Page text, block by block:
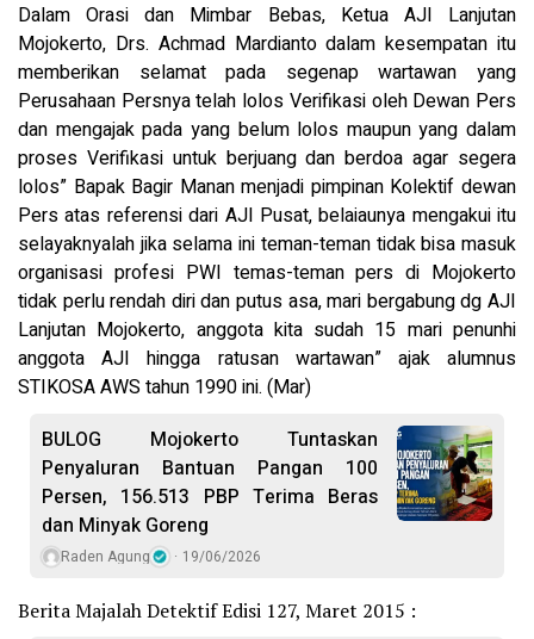
Dalam Orasi dan Mimbar Bebas, Ketua AJI Lanjutan
Mojokerto, Drs. Achmad Mardianto dalam kesempatan itu
memberikan selamat pada segenap wartawan yang
Perusahaan Persnya telah lolos Verifikasi oleh Dewan Pers
dan mengajak pada yang belum lolos maupun yang dalam
proses Verifikasi untuk berjuang dan berdoa agar segera
lolos” Bapak Bagir Manan menjadi pimpinan Kolektif dewan
Pers atas referensi dari AJI Pusat, belaiaunya mengakui itu
selayaknyalah jika selama ini teman-teman tidak bisa masuk
organisasi profesi PWI temas-teman pers di Mojokerto
tidak perlu rendah diri dan putus asa, mari bergabung dg AJI
Lanjutan Mojokerto, anggota kita sudah 15 mari penunhi
anggota AJI hingga ratusan wartawan” ajak alumnus
STIKOSA AWS tahun 1990 ini. (Mar)
BULOG Mojokerto Tuntaskan
Penyaluran Bantuan Pangan 100
Persen, 156.513 PBP Terima Beras
dan Minyak Goreng
Raden Agung 19/06/2026
Berita Majalah Detektif Edisi 127, Maret 2015 :